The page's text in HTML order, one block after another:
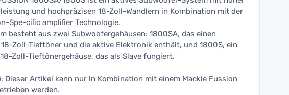
und hochpräzisen 18-Zoll-Wandlern in Kombination mit der
Spe-ciﬁc ampliﬁer Technologie.
besteht aus zwei Subwoofergehäusen: 1800SA, das einen
Zoll-Tieftöner und die aktive Elektronik enthält, und 1800S, ein
Zoll-Tieftönergehäuse, das als Slave fungiert.
Dieser Artikel kann nur in Kombination mit einem Mackie Fussion
werden.